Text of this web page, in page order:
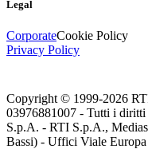
Legal
CorporateCookie Policy
Privacy Policy
Copyright © 1999-2026
03976881007 - Tutti i
S.p.A. - RTI S.p.A.,
Bassi) - Uffici Viale